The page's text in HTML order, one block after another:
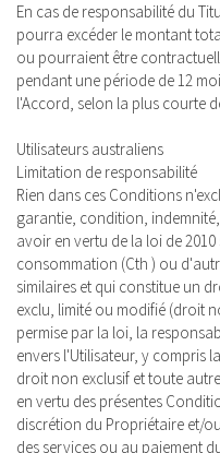
En cas de responsabilité du
pourra excéder le montant
ou pourraient être
pendant une période de 12
l'Accord, selon la plus courte
Utilisateurs australiens
Limitation de responsabilité
Rien dans ces Conditions
garantie, condition,
avoir en vertu de la loi de
consommation (Cth ) ou
similaires et qui constitue un
exclu, limité ou modifié (droit
permise par la loi, la
envers l'Utilisateur, y compris
droit non exclusif et toute
en vertu des présentes
discrétion du Propriétaire et/
des services ou au paiement